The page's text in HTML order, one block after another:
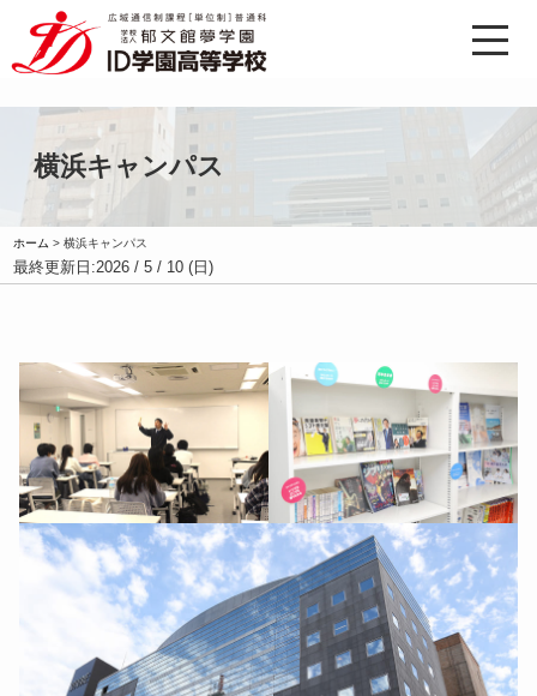
横浜キャンパス
ホーム >横浜キャンパス
最終更新日:2026 / 5 / 10 (日)